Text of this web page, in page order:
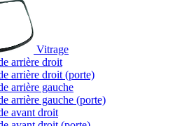
Vitrage
arrière droit
arrière droit (porte)
arrière gauche
arrière gauche (porte)
avant droit